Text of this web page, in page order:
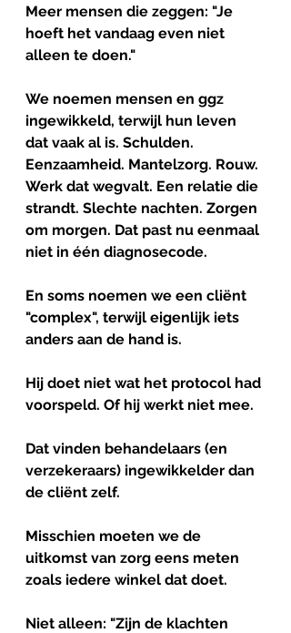
Meer mensen die zeggen: "Je
hoeft het vandaag even niet
alleen te doen."
We noemen mensen en ggz
ingewikkeld, terwijl hun leven
dat vaak al is. Schulden.
Eenzaamheid. Mantelzorg. Rouw.
Werk dat wegvalt. Een relatie die
strandt. Slechte nachten. Zorgen
om morgen. Dat past nu eenmaal
niet in één diagnosecode.
En soms noemen we een cliënt
"complex", terwijl eigenlijk iets
anders aan de hand is.
Hij doet niet wat het protocol had
voorspeld. Of hij werkt niet mee.
Dat vinden behandelaars (en
verzekeraars) ingewikkelder dan
de cliënt zelf.
Misschien moeten we de
uitkomst van zorg eens meten
zoals iedere winkel dat doet.
Niet alleen: "Zijn de klachten